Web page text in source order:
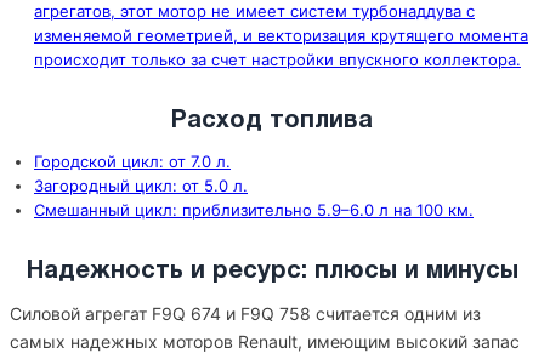
агрегатов, этот мотор не имеет систем турбонаддува с
изменяемой геометрией, и векторизация крутящего момента
происходит только за счет настройки впускного коллектора.
Расход топлива
Городской цикл: от 7.0 л.
Загородный цикл: от 5.0 л.
Смешанный цикл: приблизительно 5.9–6.0 л на 100 км.
Надежность и ресурс: плюсы и минусы
Силовой агрегат F9Q 674 и F9Q 758 считается одним из
самых надежных моторов Renault, имеющим высокий запас